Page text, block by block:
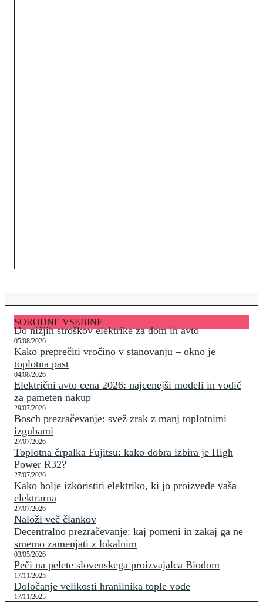
SORODNE VSEBINE
Do nižjih stroškov elektrike za dom in avto
05/08/2026
Kako preprečiti vročino v stanovanju – okno je
toplotna past
04/08/2026
Električni avto cena 2026: najcenejši modeli in vodič
za pameten nakup
29/07/2026
Bosch prezračevanje: svež zrak z manj toplotnimi
izgubami
27/07/2026
Toplotna črpalka Fujitsu: kako dobra izbira je High
Power R32?
27/07/2026
Kako bolje izkoristiti elektriko, ki jo proizvede vaša
elektrarna
27/07/2026
Naloži več člankov
Decentralno prezračevanje: kaj pomeni in zakaj ga ne
smemo zamenjati z lokalnim
03/05/2026
Peči na pelete slovenskega proizvajalca Biodom
17/11/2025
Določanje velikosti hranilnika tople vode
17/11/2025